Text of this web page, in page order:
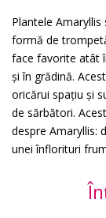
Plantele
formă de
face favorite atât
și în grădină.
oricărui spațiu și
de sărbători.
despre Amaryllis:
unei înflorituri